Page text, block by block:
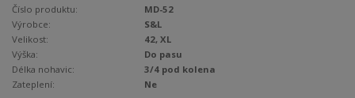
Číslo produktu:
MD-52
Výrobce:
S&L
Velikost:
42, XL
Výška:
Do pasu
Délka nohavic:
3/4 pod kolena
Zateplení:
Ne